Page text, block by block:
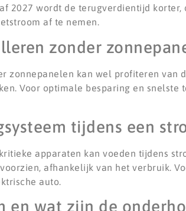
2027 wordt de terugverdientijd korter,
af te nemen.
zonder
zonnepanelen kan wel profiteren van
Voor optimale besparing en snelste
tijdens een
apparaten kan voeden tijdens
afhankelijk van het verbruik.
auto.
wat zijn de